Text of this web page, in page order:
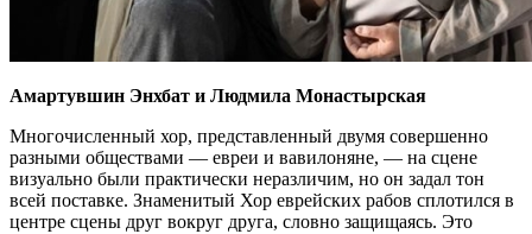
Амартувшин Энхбат и Людмила Монастырская
Многочисленный хор, представленный двумя совершенно
разными обществами — евреи и вавилоняне, — на сцене
визуально были практически неразличим, но он задал тон
всей поставке. Знаменитый Хор еврейских рабов сплотился в
центре сцены друг вокруг друга, словно защищаясь. Это